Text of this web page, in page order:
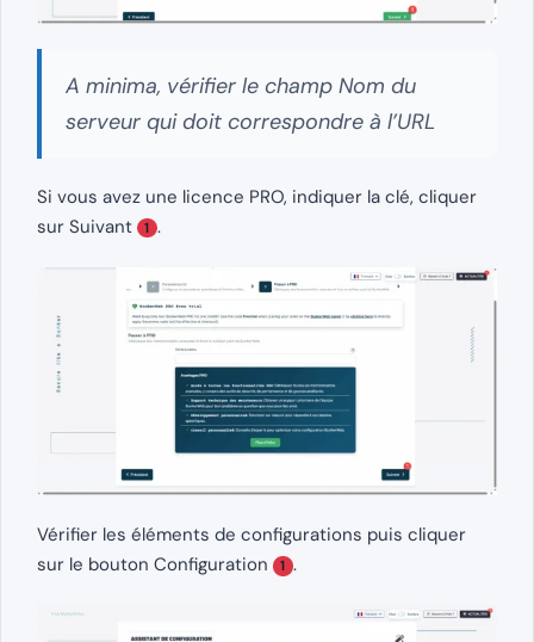
A minima, vérifier le champ Nom du
serveur qui doit correspondre à l’URL
Si vous avez une licence PRO, indiquer la clé, cliquer
sur Suivant
1 .
Vérifier les éléments de configurations puis cliquer
sur le bouton Configuration
1 .